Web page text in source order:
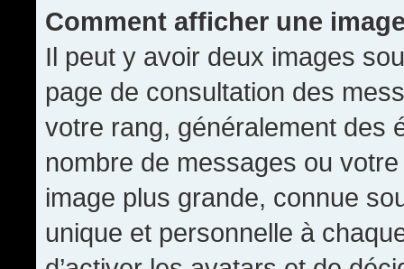
Comment afficher une
Il peut y avoir deux images
page de consultation des
votre rang, généralement des
nombre de messages ou
image plus grande, connue
unique et personnelle à